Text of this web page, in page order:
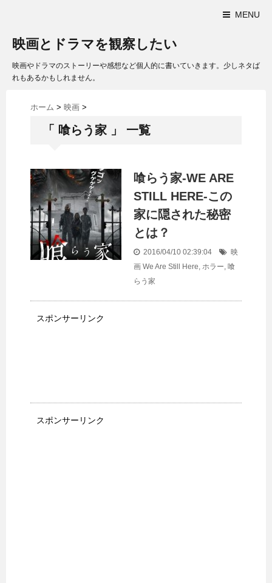
MENU
映画とドラマを観察したい
映画やドラマのストーリーや感想など個人的に書いていきます。少しネタば
れもあるかもしれません。
ホーム > 映画 >
「 喰らう家 」 一覧
喰らう家-WE ARE
STILL HERE-この
家に隠された秘密
とは？
2016/04/10 02:39:04
映
画 We Are Still Here, ホラー, 喰
らう家
スポンサーリンク
スポンサーリンク